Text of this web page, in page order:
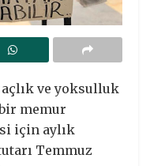
açlık ve yoksulluk
memur
için aylık
Temmuz